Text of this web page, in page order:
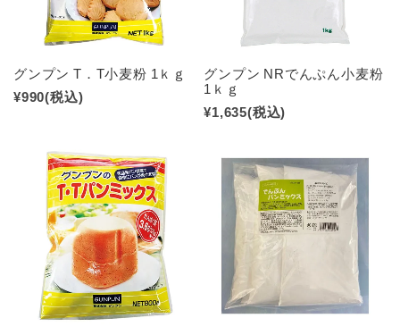
グンプン T．T小麦粉 1ｋｇ
¥990(税込)
グンプン NRでんぷん小麦粉
1ｋｇ
¥1,635(税込)